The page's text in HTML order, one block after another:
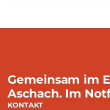
Gemeinsam im
Aschach. Im
KONTAKT